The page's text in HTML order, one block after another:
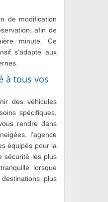
de modification
afin de
minute. Ce
s’adapte aux
à tous vos
des véhicules
spécifiques,
rendre dans
l’agence
équipés pour la
sécurité les plus
lorsque
plus